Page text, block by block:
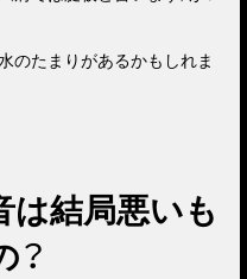
のたまりがあるかもしれま
結局悪いも
？